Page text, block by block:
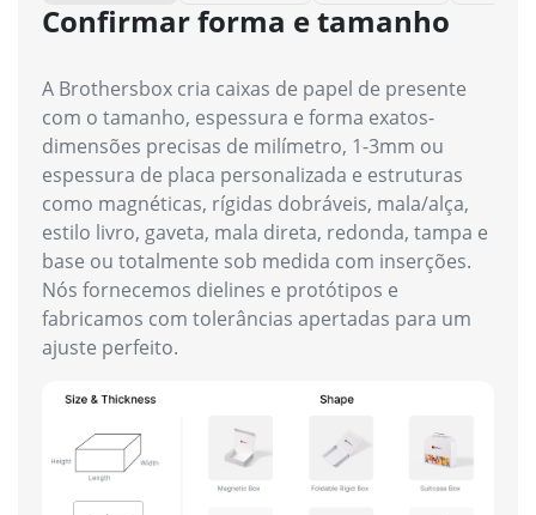
Confirmar forma e tamanho
A Brothersbox cria caixas de papel de presente
com o tamanho, espessura e forma exatos-
dimensões precisas de milímetro, 1-3mm ou
espessura de placa personalizada e estruturas
como magnéticas, rígidas dobráveis, mala/alça,
estilo livro, gaveta, mala direta, redonda, tampa e
base ou totalmente sob medida com inserções.
Nós fornecemos dielines e protótipos e
fabricamos com tolerâncias apertadas para um
ajuste perfeito.